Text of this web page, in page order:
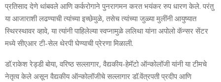
प्रतिसाद देणे थांबवले आणि कर्करोगाने पुनरागमन करत भयंकर रुप धारण केले. परंतु
या आजाराशी लढण्याची त्यांच्या इच्छेमुळे, तसेच त्यांच्या जुळ्या मुलींनी आयुष्यात
स्थिरस्थावर व्हावे, या त्यांनी पाहिलेल्या स्वप्नामुळे ललिथा यांना अपोलो कॅन्सर सेंटर
मध्ये सीएआर टी-सेल थेरपी घेण्याची प्रेरणा मिळाली.
डॉ.राकेश रेड्डी बोया, वरिष्ठ सल्लागार, वैद्यकीय-हेमॅटो ऑन्कोलॉजी यांनी या टीमचे
नेतृत्व केले असून वैद्यकीय ऑन्कोलॉजीचे सल्लागार डॉ.वेंत्रपती प्रदीप आणि